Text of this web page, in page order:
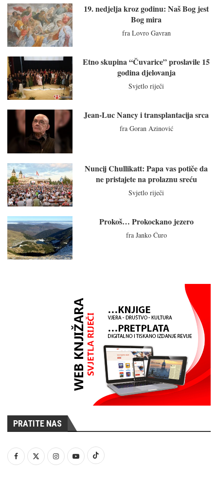
19. nedjelja kroz godinu: Naš Bog jest
Bog mira
fra Lovro Gavran
Etno skupina “Čuvarice” proslavile 15
godina djelovanja
Svjetlo riječi
Jean-Luc Nancy i transplantacija srca
fra Goran Azinović
Nuncij Chullikatt: Papa vas potiče da
ne pristajete na prolaznu sreću
Svjetlo riječi
Prokoš… Prokockano jezero
fra Janko Ćuro
PRATITE NAS